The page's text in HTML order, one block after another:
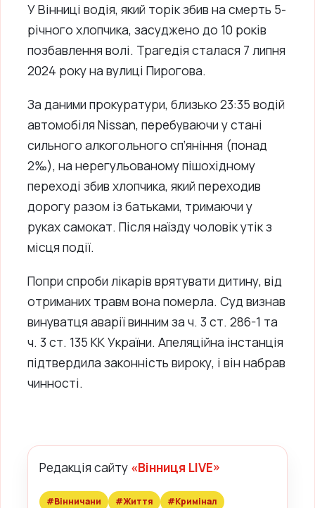
У Вінниці водія, який торік збив на смерть 5-
річного хлопчика, засуджено до 10 років
позбавлення волі. Трагедія сталася 7 липня
2024 року на вулиці Пирогова.
За даними прокуратури, близько 23:35 водій
автомобіля Nissan, перебуваючи у стані
сильного алкогольного сп’яніння (понад
2‰), на нерегульованому пішохідному
переході збив хлопчика, який переходив
дорогу разом із батьками, тримаючи у
руках самокат. Після наїзду чоловік утік з
місця події.
Попри спроби лікарів врятувати дитину, від
отриманих травм вона померла. Суд визнав
винуватця аварії винним за ч. 3 ст. 286-1 та
ч. 3 ст. 135 КК України. Апеляційна інстанція
підтвердила законність вироку, і він набрав
чинності.
Редакція сайту «Вінниця LIVE»
#Вінничани #Життя
#Кримінал